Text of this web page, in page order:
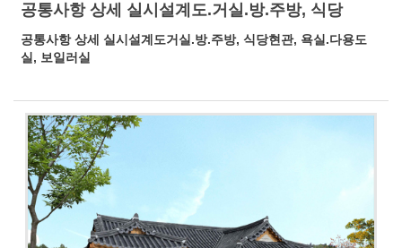
공통사항 상세 실시설계도.거실.방.주방, 식당
공통사항 상세 실시설계도거실.방.주방, 식당현관, 욕실.다용도
실, 보일러실